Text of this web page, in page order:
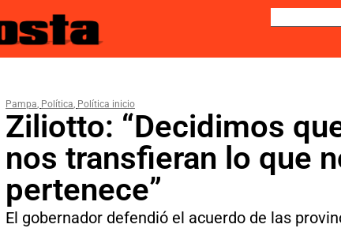
Pampa Política Política inicio
Ziliotto: “Decidimos
nos transfieran lo que
pertenece”
El gobernador defendió el acuerdo de las